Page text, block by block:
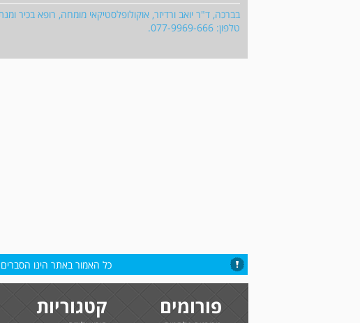
בברכה, ד"ר יואב ורדיזר, אוקולופלסטיקאי מומחה, רופא בכיר
טלפון: 077-9969-666.
כל האמור באתר הינו הסברים
פורומים קטגוריות